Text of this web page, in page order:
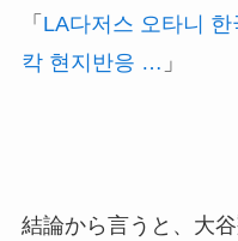
「 LA다저스 오타니
칵 현지반응 … 」
結論から言うと、大